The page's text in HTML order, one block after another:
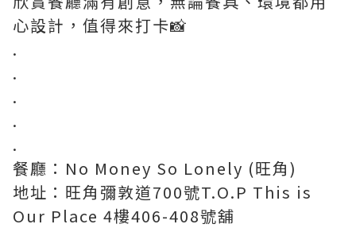
心設計，值得來打卡📸
.
.
.
.
.
餐廳：No Money So Lonely (旺角)
地址：旺角彌敦道700號T.O.P This is
Our Place 4樓406-408號舖